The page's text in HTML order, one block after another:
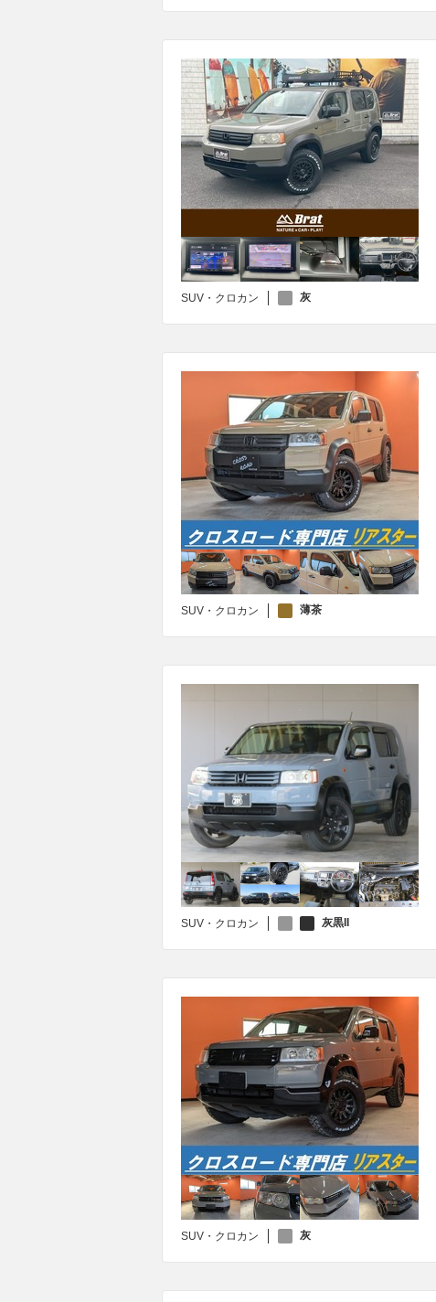
SUV・クロカン 灰
SUV・クロカン 薄茶
SUV・クロカン 灰黒II
SUV・クロカン 灰